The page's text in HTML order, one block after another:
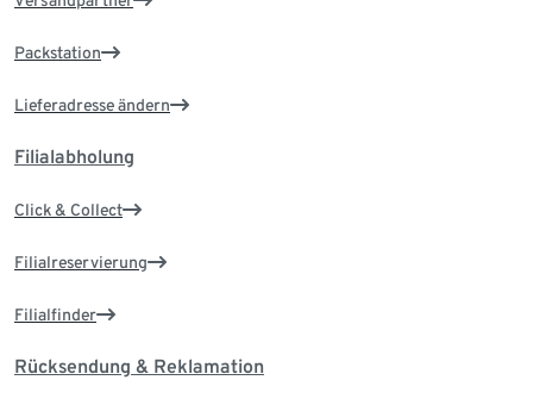
Packstation
Lieferadresse ändern
Filialabholung
Click & Collect
Filialreservierung
Filialfinder
Rücksendung & Reklamation